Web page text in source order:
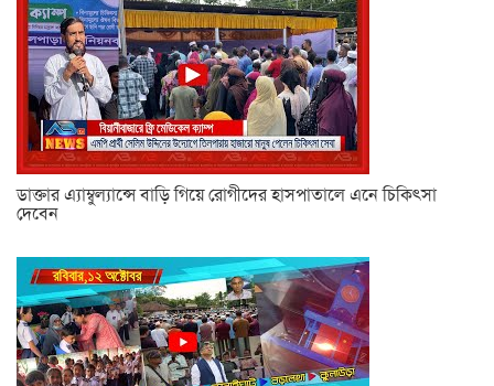
ডাক্তার এ্যাম্বুল্যান্সে বাড়ি গিয়ে রোগীদের হাসপাতালে এনে চিকিৎসা
দেবেন